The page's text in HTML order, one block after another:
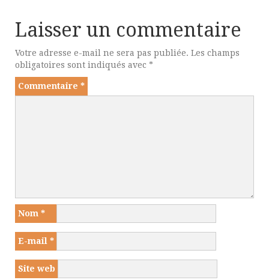
Laisser un commentaire
Votre adresse e-mail ne sera pas publiée. Les champs
obligatoires sont indiqués avec *
Commentaire *
Nom *
E-mail *
Site web